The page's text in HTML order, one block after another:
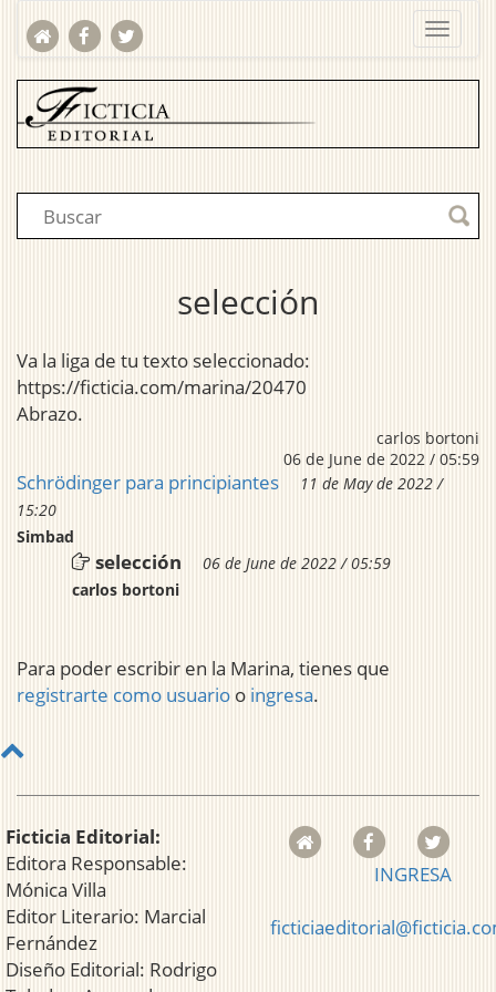
selección
Va la liga de tu texto seleccionado:
https://ficticia.com/marina/20470
Abrazo.
carlos bortoni
06 de June de 2022 / 05:59
Schrödinger para principiantes
11 de May de 2022 /
15:20
Simbad
selección
06 de June de 2022 / 05:59
carlos bortoni
Para poder escribir en la Marina, tienes que
registrarte como usuario o ingresa.
Ficticia Editorial:
Editora Responsable:
Mónica Villa
Editor Literario: Marcial
Fernández
Diseño Editorial: Rodrigo
INGRESA